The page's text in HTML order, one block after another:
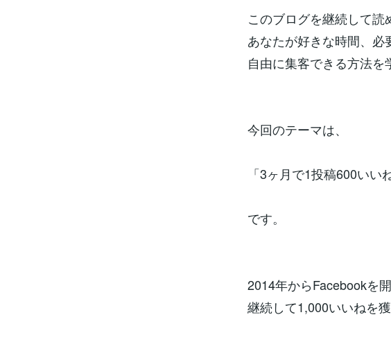
このブログを継続して読
あなたが好きな時間、必
自由に集客できる方法を
今回のテーマは、
「3ヶ月で1投稿600いい
です。
2014年からFacebookを
継続して1,000いいねを獲